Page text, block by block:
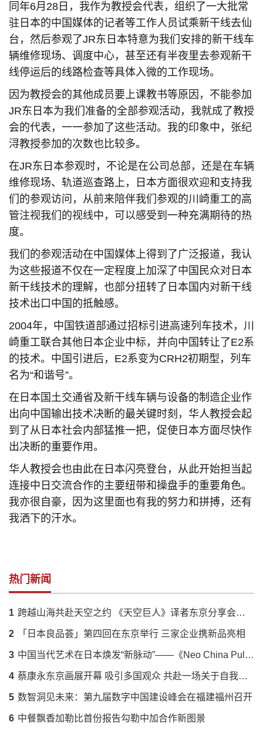
同年6月28日，我作为教授会代表，组织了一大批常
驻日本的中国媒体的记者等工作人员试乘新干线去仙
台，然后参观了JR东日本特意为我们安排的新干线车
辆维修现场、调度中心，甚至还有半夜里去参观新干
线停运后的线路检查等具体入微的工作现场。
因为教授会的其他成员要上课教书等原因，不能参加
JR东日本为我们准备的全部参观活动，我就成了教授
会的代表，一一参加了这些活动。我的印象中，张纪
浔教授参加的次数也比较多。
在JR东日本参观时，不论是在公司总部，还是在车辆
维修现场、轨道巡查路上，日本方面很欢迎和支持我
们的参观访问，从前来陪伴我们参观的川崎重工的高
管注视我们的视线中，可以感受到一种充满期待的热
度。
我们的参观活动在中国媒体上得到了广泛报道，我认
为这些报道不仅在一定程度上加深了中国民众对日本
新干线技术的理解，也部分扭转了日本国内对新干线
技术出口中国的抵触感。
2004年，中国铁道部通过招标引进高速列车技术，川
崎重工联合其他日本企业中标，并向中国转让了E2系
的技术。中国引进后，E2系变为CRH2初期型，列车
名为“和谐号”。
在日本国土交通省及新干线车辆与设备的制造企业作
出向中国输出技术决断的最关键时刻，华人教授会起
到了从日本社会内部猛推一把，促使日本方面尽快作
出决断的重要作用。
华人教授会也由此在日本闪亮登台，从此开始担当起
连接中日交流合作的主要纽带和操盘手的重要角色。
我亦很自豪，因为这里面也有我的努力和拼搏，还有
我洒下的汗水。
热门新闻
1 跨越山海共赴天空之约 《天空巨人》译者东京分享会落幕 解码蔡国强火药艺术与中日文化羁绊
2 「日本良品荟」第四回在东京举行 三家企业携新品亮相
3 中国当代艺术在日本焕发“新脉动”——《Neo China Pulse》展呈现传统与创新的时代对话
4 蔡康永东京画展开幕 吸引多国观众 共赴一场关于自我的对话
5 数智洞见未来：第九届数字中国建设峰会在福建福州召开
6 中餐飘香加勒比首份报告勾勒中加合作新图景